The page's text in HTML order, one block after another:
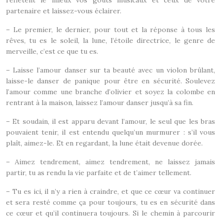
partenaire et laissez-vous éclairer.
– Le premier, le dernier, pour tout et la réponse à tous les
rêves, tu es le soleil, la lune, l’étoile directrice, le genre de
merveille, c’est ce que tu es.
– Laisse l’amour danser sur ta beauté avec un violon brûlant,
laisse-le danser de panique pour être en sécurité. Soulevez
l’amour comme une branche d’olivier et soyez la colombe en
rentrant à la maison, laissez l’amour danser jusqu’à sa fin.
– Et soudain, il est apparu devant l’amour, le seul que les bras
pouvaient tenir, il est entendu quelqu’un murmurer : s’il vous
plaît, aimez-le. Et en regardant, la lune était devenue dorée.
– Aimez tendrement, aimez tendrement, ne laissez jamais
partir, tu as rendu la vie parfaite et de t’aimer tellement.
– Tu es ici, il n’y a rien à craindre, et que ce cœur va continuer
et sera resté comme ça pour toujours, tu es en sécurité dans
ce cœur et qu’il continuera toujours. Si le chemin à parcourir